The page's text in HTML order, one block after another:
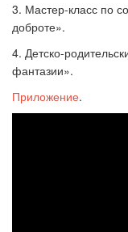
3. Мастер-класс по
доброте».
4. Детско-
фантазии».
Приложение.